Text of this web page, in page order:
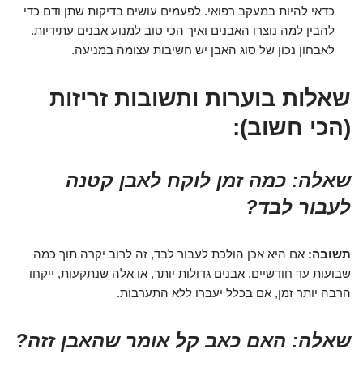
כדאי להיות במעקב רפואי. לפעמים עושים בדיקות שתן ודם כדי
להבין למה נוצרו האבנים ואיך הכי טוב למנוע אבנים עתידיות.
לאבחון נכון של סוג האבן יש חשיבות עצומה במניעה.
שאלות בוערות ותשובות זריזות
(הכי חשוב):
שאלה: כמה זמן לוקח לאבן קטנה
לעבור לבד?
תשובה: אם היא אכן הולכת לעבור לבד, זה לרוב יקרה תוך כמה
שבועות עד חודשיים. אבנים גדולות יותר, או אלה שנתקעות, ייקחו
הרבה יותר זמן, אם בכלל יעברו ללא התערבות.
שאלה: האם כאב קל אומר שהאבן זזה?